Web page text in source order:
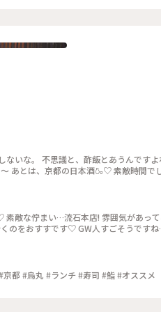
いな。 不思議と、酢飯とあうんですよ
あとは、京都の日本酒🍶♡ 素敵時間で
敵な佇まい…流石本店! 雰囲気があっ
のをおすすです♡ GW人すごそうです
都 #烏丸 #ランチ #寿司 #鮨 #オススメ